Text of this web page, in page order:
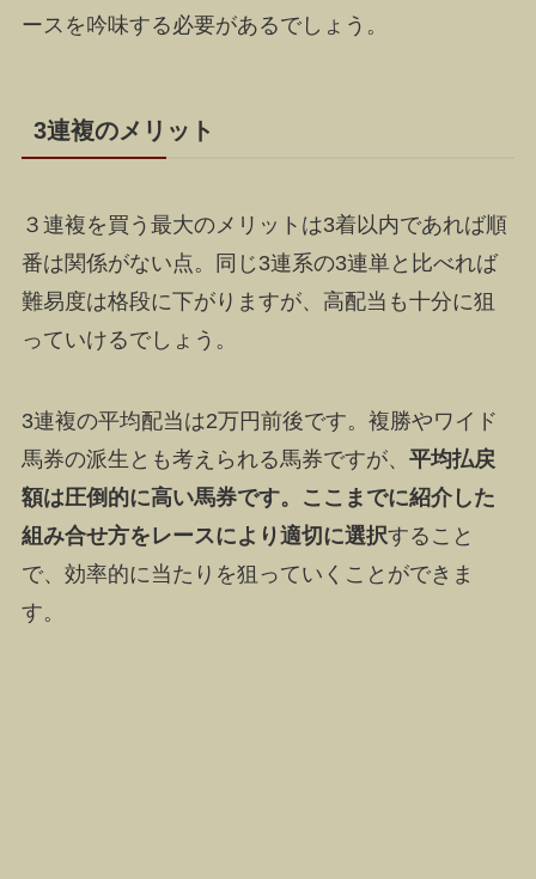
ースを吟味する必要があるでしょう。
3連複のメリット
３連複を買う最大のメリットは3着以内であれば順
番は関係がない点 。同じ3連系の3連単と比べれば
難易度は格段に下がりますが、高配当も十分に狙
っていけるでしょう。
3連複の平均配当は2万円前後です。複勝やワイド
馬券の派生とも考えられる馬券ですが、 平均払戻
額は圧倒的に高い馬券です。ここまでに紹介した
組み合せ方をレースにより適切に選択すること
で、効率的に当たりを狙っていくことができま
す。